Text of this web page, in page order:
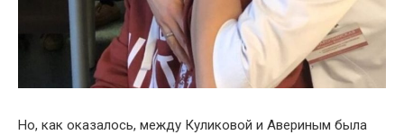
Но, как оказалось, между Куликовой и Авериным была